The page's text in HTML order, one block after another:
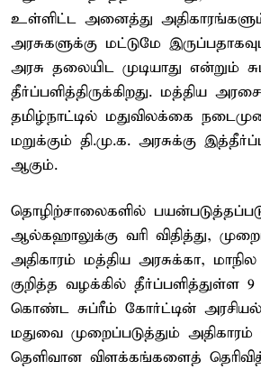
உள்ளிட்ட அனைத்து
அரசுகளுக்கு மட்டுமே
அரசு தலையிட முடியாது என்றும்
தீர்ப்பளித்திருக்கிறது. மத்திய
தமிழ்நாட்டில் மதுவிலக்கை
மறுக்கும் தி.மு.க. அரசுக்கு
ஆகும்.
தொழிற்சாலைகளில்
ஆல்கஹாலுக்கு வரி விதித்து,
அதிகாரம் மத்திய அரசுக்கா,
குறித்த வழக்கில் தீர்ப்பளித்துள்ள 9
கொண்ட சுப்ரீம் கோர்ட்டின்
மதுவை முறைப்படுத்தும்
தெளிவான விளக்கங்களைத்